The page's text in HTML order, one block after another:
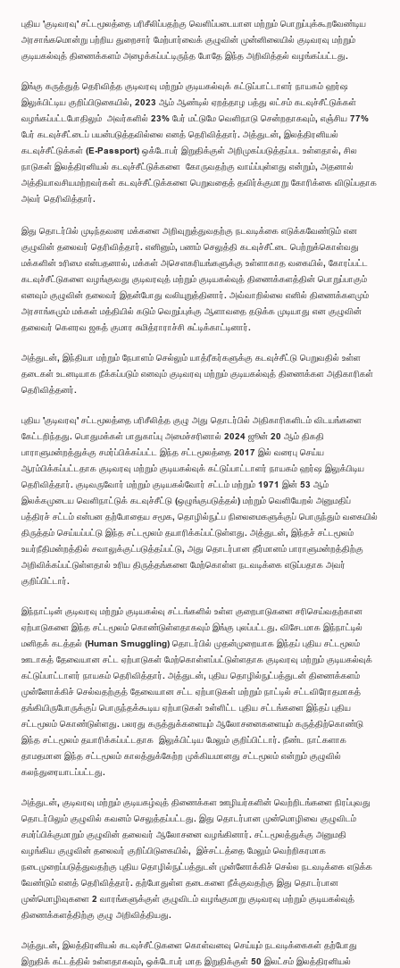
புதிய 'குடிவரவு' சட்டமூலத்தை பரிசீலிப்பதற்கு வெளிப்படையான மற்றும் பொறுப்புக்கூறவேண்டிய
அரசாங்கமொன்று பற்றிய துறைசார் மேற்பார்வைக் குழுவின் முன்னிலையில் குடிவரவு மற்றும்
குடியகல்வுத் திணைக்களம் அழைக்கப்பட்டிருந்த போதே இந்த அறிவித்தல் வழங்கப்பட்டது.
இங்கு கருத்துத் தெரிவித்த குடிவரவு மற்றும் குடியகல்வுக் கட்டுப்பாட்டாளர் நாயகம் ஹர்ஷ
இலுக்பிட்டிய குறிப்பிடுகையில், 2023 ஆம் ஆண்டில் ஏறத்தாழ பத்து லட்சம் கடவுச்சீட்டுக்கள்
வழங்கப்பட்டபோதிலும் அவர்களில் 23% பேர் மட்டுமே வெளிநாடு சென்றதாகவும், எஞ்சிய 77%
பேர் கடவுச்சீட்டைப் பயன்படுத்தவில்லை எனத் தெரிவித்தார். அத்துடன், இலத்திரனியல்
கடவுச்சீட்டுக்கள் (E-Passport) ஒக்டோபர் இறுதிக்குள் அறிமுகப்படுத்தப்பட உள்ளதால், சில
நாடுகள் இலத்திரனியல் கடவுச்சீட்டுக்களை கோருவதற்கு வாய்ப்புள்ளது என்றும், அதனால்
அத்தியாவசியமற்றவர்கள் கடவுச்சீட்டுக்களை பெறுவதைத் தவிர்க்குமாறு கோரிக்கை விடுப்பதாக
அவர் தெரிவித்தார்.
இது தொடர்பில் முடிந்தவரை மக்களை அறிவுறுத்துவதற்கு நடவடிக்கை எடுக்கவேண்டும் என
குழுவின் தலைவர் தெரிவித்தார். எனினும், பணம் செலுத்தி கடவுச்சீட்டை பெற்றுக்கொள்வது
மக்களின் உரிமை என்பதனால், மக்கள் அசௌகரியங்களுக்கு உள்ளாகாத வகையில், கோரப்பட்ட
கடவுச்சீட்டுகளை வழங்குவது குடிவரவுத் மற்றும் குடியகல்வுத் திணைக்களத்தின் பொறுப்பாகும்
எனவும் குழுவின் தலைவர் இதன்போது வலியுறுத்தினார். அவ்வாறில்லை எனில் திணைக்களமும்
அரசாங்கமும் மக்கள் மத்தியில் கடும் வெறுப்புக்கு ஆளாவதை தடுக்க முடியாது என குழுவின்
தலைவர் கௌரவ ஜகத் குமார சுமித்ராராச்சி சுட்டிக்காட்டினார்.
அத்துடன், இந்தியா மற்றும் நேபாளம் செல்லும் யாத்ரீகர்களுக்கு கடவுச்சீட்டு பெறுவதில் உள்ள
தடைகள் உடனடியாக நீக்கப்படும் எனவும் குடிவரவு மற்றும் குடியகல்வுத் திணைக்கள அதிகாரிகள்
தெரிவித்தனர்.
புதிய 'குடிவரவு' சட்டமூலத்தை பரிசீலித்த குழு அது தொடர்பில் அதிகாரிகளிடம் விடயங்களை
கேட்டறிந்தது. பொதுமக்கள் பாதுகாப்பு அமைச்சரினால் 2024 ஜூன் 20 ஆம் திகதி
பாராளுமன்றத்துக்கு சமர்ப்பிக்கப்பட்ட இந்த சட்டமூலத்தை 2017 இல் வரைபு செய்ய
ஆரம்பிக்கப்பட்டதாக குடிவரவு மற்றும் குடியகல்வுக் கட்டுப்பாட்டாளர் நாயகம் ஹர்ஷ இலுக்பிடிய
தெரிவித்தார். குடிவருவோர் மற்றும் குடியகல்வோர் சட்டம் மற்றும் 1971 இன் 53 ஆம்
இலக்கமுடைய வெளிநாட்டுக் கடவுச்சீட்டு (ஒழுங்குபடுத்தல்) மற்றும் வெளியேறல் அனுமதிப்
பத்திரச் சட்டம் என்பன தற்போதைய சமூக, தொழில்நுட்ப நிலைமைகளுக்குப் பொருந்தும் வகையில்
திருத்தம் செய்யப்பட்டு இந்த சட்டமூலம் தயாரிக்கப்பட்டுள்ளது. அத்துடன், இந்தச் சட்டமூலம்
உயர்நீதிமன்றத்தில் சவாலுக்குட்படுத்தப்பட்டு, அது தொடர்பான தீர்மானம் பாராளுமன்றத்திற்கு
அறிவிக்கப்பட்டுள்ளதால் உரிய திருத்தங்களை மேற்கொள்ள நடவடிக்கை எடுப்பதாக அவர்
குறிப்பிட்டார்.
இந்நாட்டின் குடிவரவு மற்றும் குடியகல்வு சட்டங்களில் உள்ள குறைபாடுகளை சரிசெய்வதற்கான
ஏற்பாடுகளை இந்த சட்டமூலம் கொண்டுள்ளதாகவும் இங்கு புலப்பட்டது. விசேடமாக இந்நாட்டில்
மனிதக் கடத்தல் (Human Smuggling) தொடர்பில் முதன்முறையாக இந்தப் புதிய சட்டமூலம்
ஊடாகத் தேவையான சட்ட ஏற்பாடுகள் மேற்கொள்ளப்பட்டுள்ளதாக குடிவரவு மற்றும் குடியகல்வுக்
கட்டுப்பாட்டாளர் நாயகம் தெரிவித்தார். அத்துடன், புதிய தொழில்நுட்பத்துடன் திணைக்களம்
முன்னோக்கிச் செல்வதற்குத் தேவையான சட்ட ஏற்பாடுகள் மற்றும் நாட்டில் சட்டவிரோதமாகத்
தங்கியிருபோருக்குப் பொருந்தக்கூடிய ஏற்பாடுகள் உள்ளிட்ட புதிய சட்டங்களை இந்தப் புதிய
சட்டமூலம் கொண்டுள்ளது. பலரது கருத்துக்களையும் ஆலோசனைகளையும் கருத்திற்கொண்டு
இந்த சட்டமூலம் தயாரிக்கப்பட்டதாக இலுக்பிட்டிய மேலும் குறிப்பிட்டார். நீண்ட நாட்களாக
தாமதமான இந்த சட்டமூலம் காலத்துக்கேற்ற முக்கியமானது சட்டமூலம் என்றும் குழுவில்
கலந்துரையாடப்பட்டது.
அத்துடன், குடிவரவு மற்றும் குடியகழ்வுத் திணைக்கள ஊழியர்களின் வெற்றிடங்களை நிரப்புவது
தொடர்பிலும் குழுவில் கவனம் செலுத்தப்பட்டது. இது தொடர்பான முன்மொழிவை குழுவிடம்
சமர்ப்பிக்குமாறும் குழுவின் தலைவர் ஆலோசனை வழங்கினார். சட்டமூலத்துக்கு அனுமதி
வழங்கிய குழுவின் தலைவர் குறிப்பிடுகையில், இச்சட்டத்தை மேலும் வெற்றிகரமாக
நடைமுறைப்படுத்துவதற்கு புதிய தொழில்நுட்பத்துடன் முன்னோக்கிச் செல்ல நடவடிக்கை எடுக்க
வேண்டும் எனத் தெரிவித்தார். தற்போதுள்ள தடைகளை நீக்குவதற்கு இது தொடர்பான
முன்மொழிவுகளை 2 வாரங்களுக்குள் குழுவிடம் வழங்குமாறு குடிவரவு மற்றும் குடியகல்வுத்
திணைக்களத்திற்கு குழு அறிவித்தியது.
அத்துடன், இலத்திரனியல் கடவுச்சீட்டுகளை கொள்வனவு செய்யும் நடவடிக்கைகள் தற்போது
இறுதிக் கட்டத்தில் உள்ளதாகவும், ஒக்டோபர் மாத இறுதிக்குள் 50 இலட்சம் இலத்திரனியல்